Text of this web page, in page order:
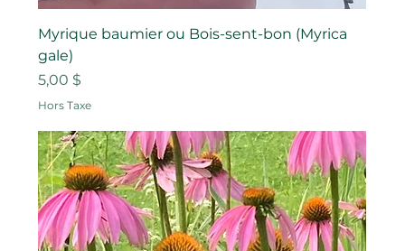
Myrique baumier ou Bois-sent-bon (Myrica
gale)
Prix
5,00 $
Hors Taxe